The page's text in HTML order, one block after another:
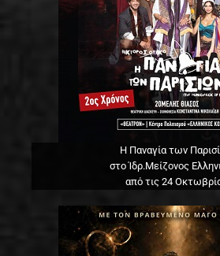
Η Παναγία των
στο Ίδρ.Μείζονος
από τις 24